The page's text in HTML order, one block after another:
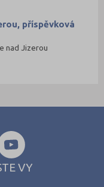
příspěvková
nad Jizerou
VY